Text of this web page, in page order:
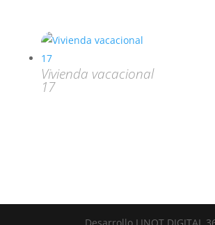
Vivienda vacacional
17